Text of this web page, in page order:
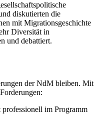
diskutierten die
mit Migrationsgeschichte
Diversität in
und debattiert.
der NdM bleiben. Mit
im Programm